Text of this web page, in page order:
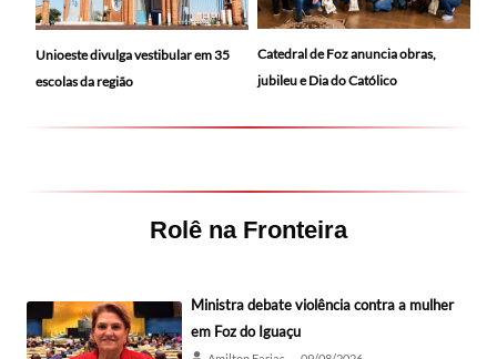
Unioeste divulga vestibular em 35
escolas da região
Catedral de Foz anuncia obras,
jubileu e Dia do Católico
Rolê na Fronteira
Ministra debate violência contra a mulher
em Foz do Iguaçu